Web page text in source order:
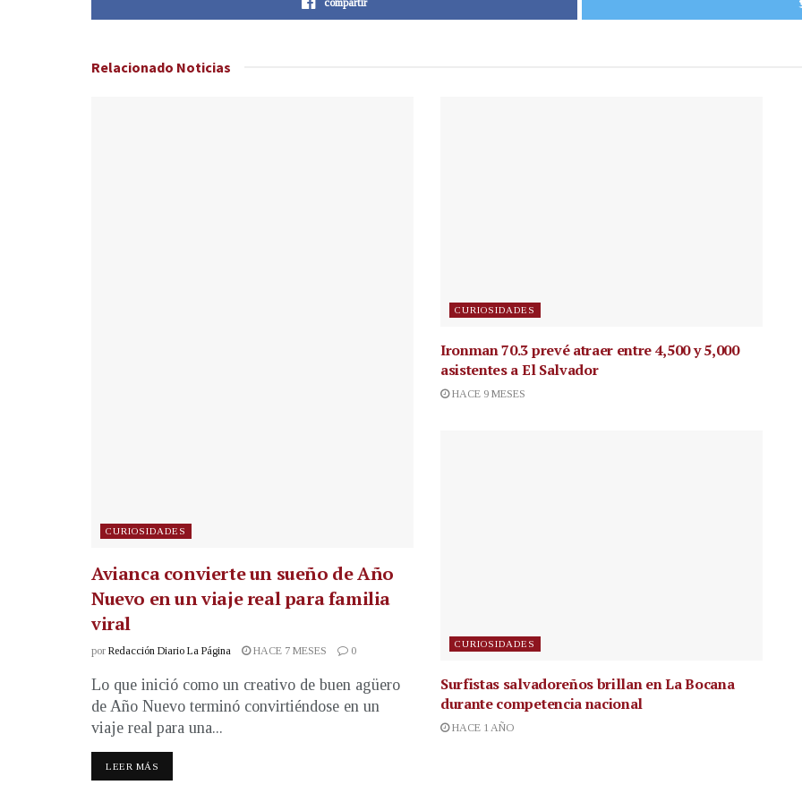
Relacionado Noticias
CURIOSIDADES
Avianca convierte un sueño de Año
Nuevo en un viaje real para familia
viral
por Redacción Diario La Página HACE 7 MESES 0
Lo que inició como un creativo de buen agüero
de Año Nuevo terminó convirtiéndose en un
viaje real para una...
LEER MÁS
CURIOSIDADES
Ironman 70.3 prevé atraer entre 4,500 y 5,000
asistentes a El Salvador
HACE 9 MESES
CURIOSIDADES
Surfistas salvadoreños brillan en La Bocana
durante competencia nacional
HACE 1 AÑO